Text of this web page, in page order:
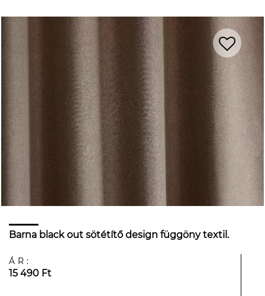
Barna black out sötétítő design függöny textil.
ÁR:
15 490 Ft